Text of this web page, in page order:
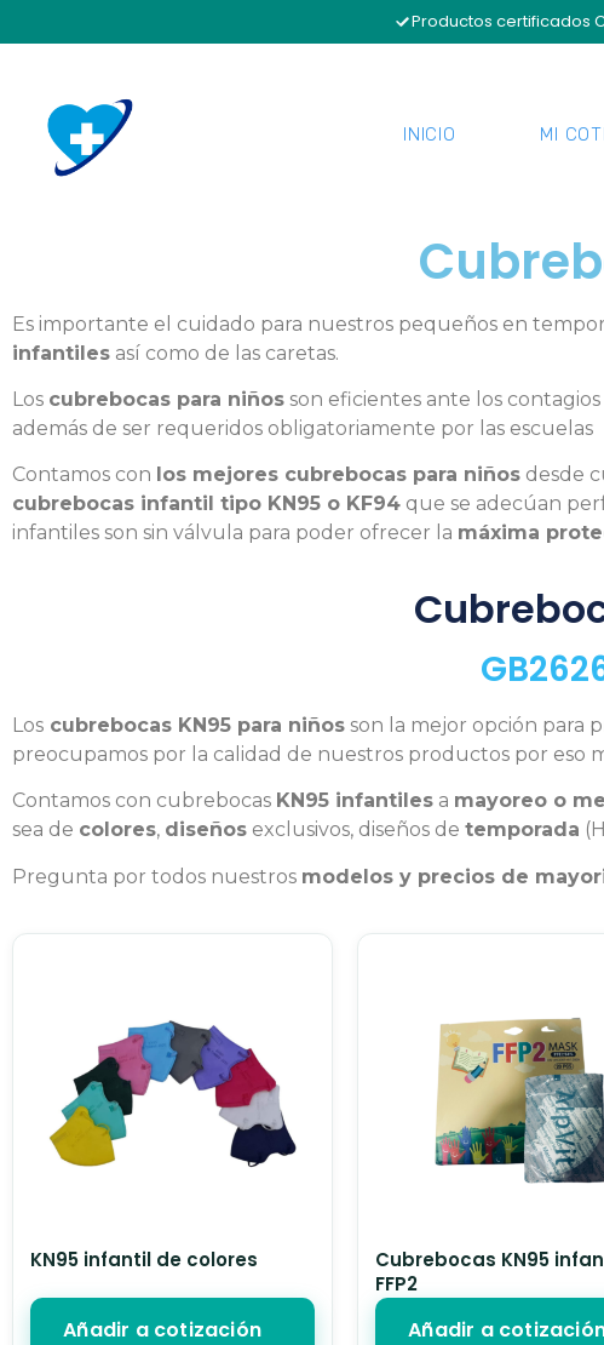
Productos certificados
INICIO MI
Es importante el cuidado para nuestros pequeños en
infantiles así como de las caretas.
Los cubrebocas para niños son eficientes ante los
además de ser requeridos obligatoriamente por las escuelas
Contamos con los mejores cubrebocas para niños desde
cubrebocas infantil tipo KN95 o KF94 que se adecúan
infantiles son sin válvula para poder ofrecer la máxima
Los cubrebocas KN95 para niños son la mejor opción para
preocupamos por la calidad de nuestros productos por eso
Contamos con cubrebocas KN95 infantiles a mayoreo o
sea de colores, diseños exclusivos, diseños de temporada
Pregunta por todos nuestros modelos y precios de
KN95 infantil de colores
Añadir a cotización
Cubrebocas KN95
FFP2
Añadir a